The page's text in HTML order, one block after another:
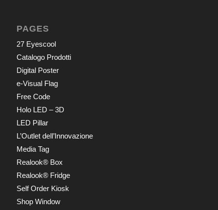
PAGES
27 Eyescool
Catalogo Prodotti
Digital Poster
e-Visual Flag
Free Code
Holo LED – 3D
LED Pillar
L’Outlet dell’Innovazione
Media Tag
Realook® Box
Realook® Fridge
Self Order Kiosk
Shop Window